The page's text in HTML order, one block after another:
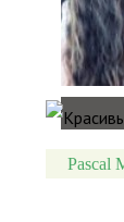
Pascal